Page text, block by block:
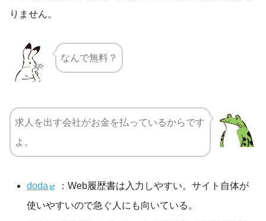
りません。
なんで無料？
求人を出す会社がお金を払っているからです
よ。
doda
：Web履歴書は入力しやすい。サイト自体が
使いやすいので急ぐ人にも向いている。